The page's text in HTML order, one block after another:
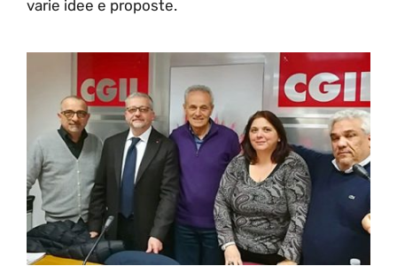
varie idee e proposte.